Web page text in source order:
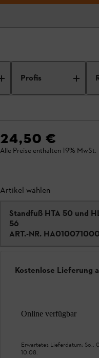
Profis
24,50 €
Alle Preise enthalten 19% MwSt.
Artikel wählen
Standfuß HTA 50 und
56
ART.-NR.
Kostenlose Lieferung
Online verfügbar
Erwartetes Lieferdatum: So.,
10.08.